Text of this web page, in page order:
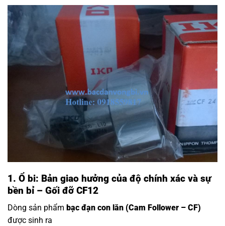
1. Ổ bi: Bản giao hưởng của độ chính xác và sự
bền bỉ – Gối đỡ CF12
Dòng sản phẩm bạc đạn con lăn (Cam Follower – CF)
được sinh ra